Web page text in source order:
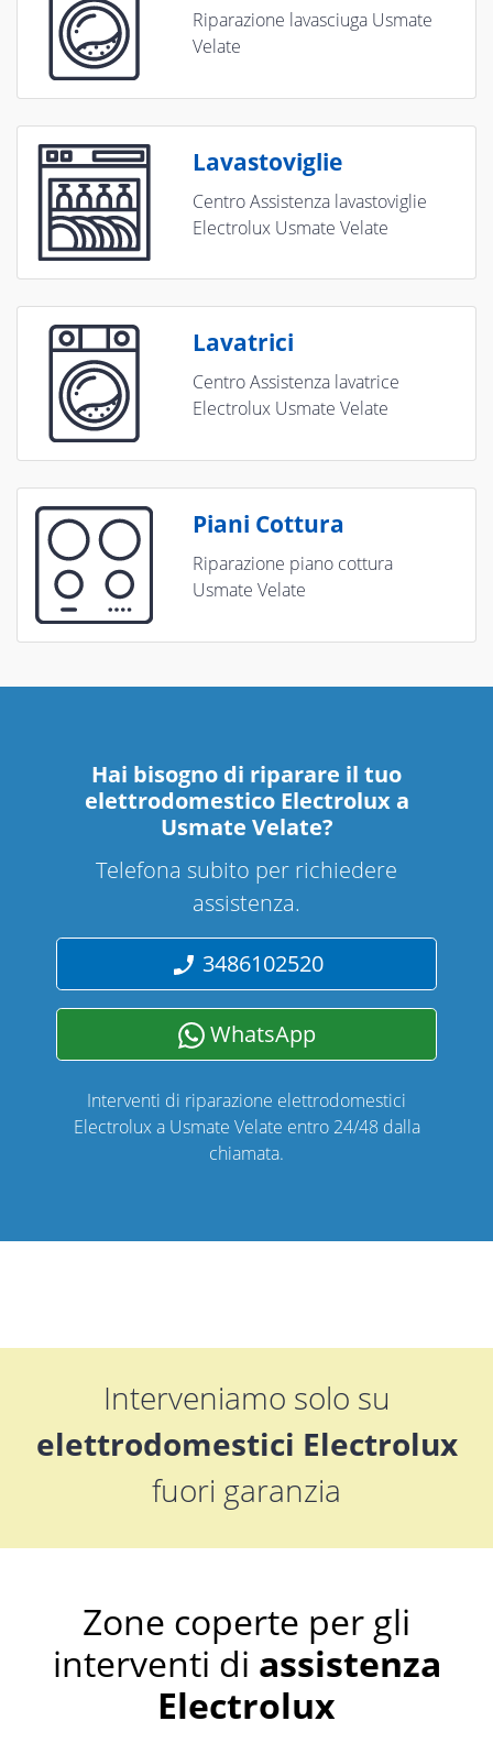
Riparazione lavasciuga Usmate
Velate
Lavastoviglie
Centro Assistenza lavastoviglie
Electrolux Usmate Velate
Lavatrici
Centro Assistenza lavatrice
Electrolux Usmate Velate
Piani Cottura
Riparazione piano cottura
Usmate Velate
Hai bisogno di riparare il tuo
elettrodomestico Electrolux a
Usmate Velate?
Telefona subito per richiedere
assistenza.
3486102520
WhatsApp
Interventi di riparazione elettrodomestici
Electrolux a Usmate Velate entro 24/48 dalla
chiamata.
Interveniamo solo su
elettrodomestici Electrolux
fuori garanzia
Zone coperte per gli
interventi di assistenza
Electrolux